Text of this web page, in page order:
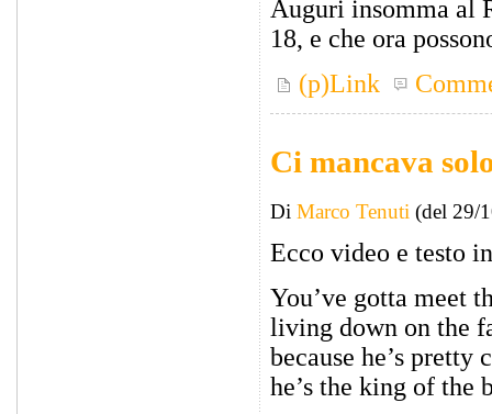
Auguri insomma al
18, e che ora
(p)Link
Ci mancava
Di Marco Tenuti (del 29/
Ecco video e testo
You’ve gotta meet
living down on the
because he’s pretty
he’s the king of the